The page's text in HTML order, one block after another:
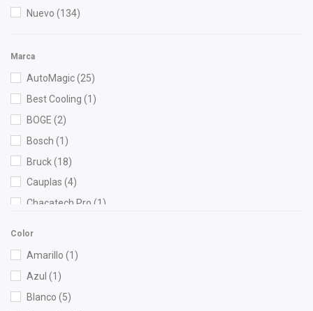
Nuevo (134)
Marca
AutoMagic(25)
Best Cooling (1)
BOGE (2)
Bosch (1)
Bruck(18)
Cauplas (4)
Chacatech Pro (1)
Color
Amarillo (1)
Azul (1)
Blanco (5)